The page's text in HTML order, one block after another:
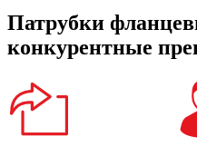
Патрубки
конкурентные